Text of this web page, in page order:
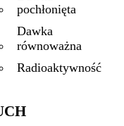
pochłonięta
Dawka
równoważna
Radioaktywność